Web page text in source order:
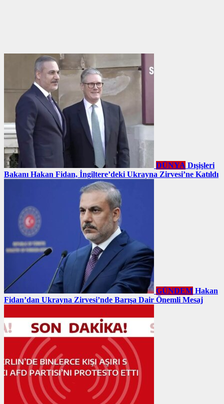
DÜNYA Dışişleri
Bakanı Hakan Fidan, İngiltere’deki Ukrayna Zirvesi’ne Katıldı
GÜNDEM Hakan
Fidan’dan Ukrayna Zirvesi’nde Barışa Dair Önemli Mesaj